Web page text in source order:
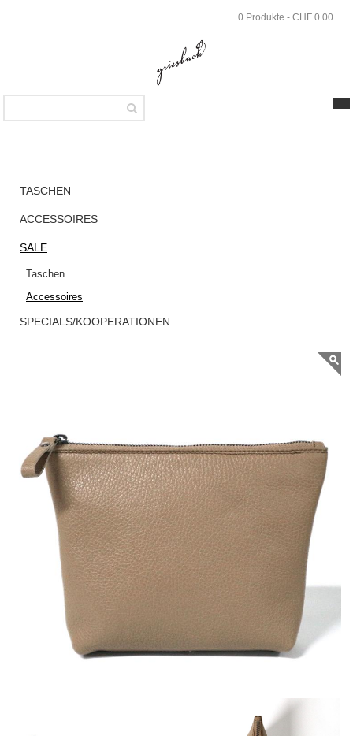
0 Produkte - CHF 0.00
Griesbach –
aus
strukturiertem
Leder Farbe
LEDER FARBE
GREIGE
TASCHEN
ACCESSOIRES
SALE
Taschen
Accessoires
SPECIALS/KOOPERATIONEN